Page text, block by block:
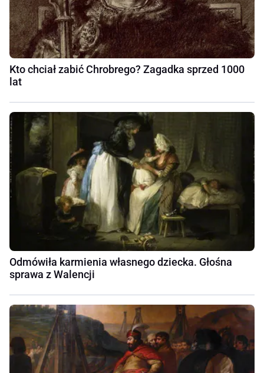
Kto chciał zabić Chrobrego? Zagadka sprzed 1000
lat
Odmówiła karmienia własnego dziecka. Głośna
sprawa z Walencji